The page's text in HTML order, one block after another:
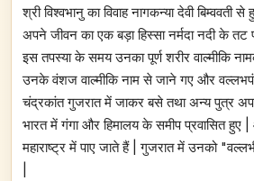
श्री विश्वभानु का विवाह नागकन्या देवी बिम्ववती
अपने जीवन का एक बड़ा हिस्सा नर्मदा नदी के तट
इस तपस्या के समय उनका पूर्ण शरीर वाल्मीकि
उनके वंशज वाल्मीकि नाम से जाने गए और
चंद्रकांत गुजरात में जाकर बसे तथा अन्य पुत्र
भारत में गंगा और हिमालय के समीप प्रवासित
महाराष्ट्र में पाए जाते हैं | गुजरात में उनको